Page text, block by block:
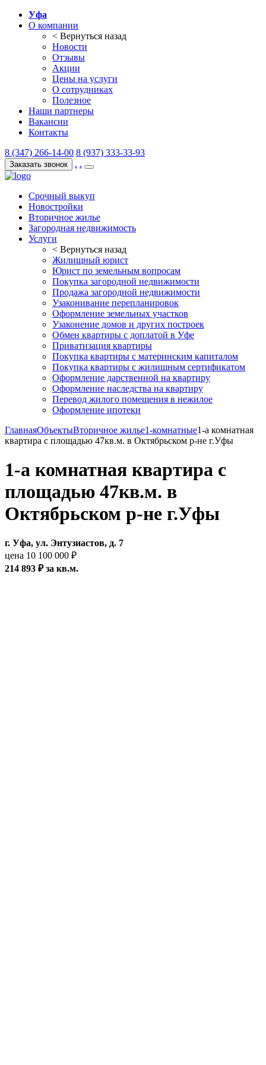
Уфа
О компании
< Вернуться назад
Новости
Отзывы
Акции
Цены на услуги
О сотрудниках
Полезное
Наши партнеры
Вакансии
Контакты
8 (347) 266-14-00 8 (937) 333-33-93
Заказать звонок . .
Срочный выкуп
Новостройки
Вторичное жилье
Загородная недвижимость
Услуги
< Вернуться назад
Жилищный юрист
Юрист по земельным вопросам
Покупка загородной недвижимости
Продажа загородной недвижимости
Узаконивание перепланировок
Оформление земельных участков
Узаконение домов и других построек
Обмен квартиры с доплатой в Уфе
Приватизация квартиры
Покупка квартиры с материнским капиталом
Покупка квартиры с жилищным сертификатом
Оформление дарственной на квартиру
Оформление наследства на квартиру
Перевод жилого помещения в нежилое
Оформление ипотеки
ГлавнаяОбъектыВторичное жилье1-комнатные1-а комнатная
квартира с площадью 47кв.м. в Октябрьском р-не г.Уфы
1-а комнатная квартира с
площадью 47кв.м. в
Октябрьском р-не г.Уфы
г. Уфа, ул. Энтузиастов, д. 7
цена 10 100 000 ₽
214 893 ₽ за кв.м.